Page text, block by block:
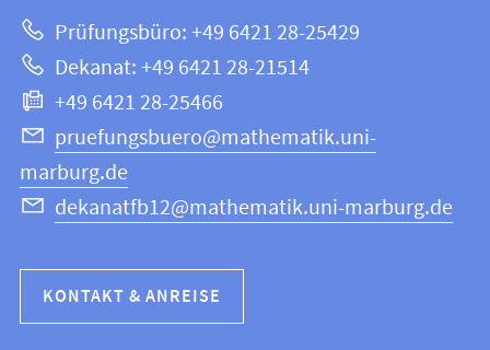
Website
und
Informatik
Prüfungsbüro: +49 6421 28-25429
Dekanat: +49 6421 28-21514
+49 6421 28-25466
pruefungsbuero@mathematik.uni-
marburg.de
dekanatfb12@mathematik.uni-marburg.de
KONTAKT & ANREISE